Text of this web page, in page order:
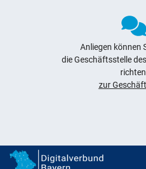
Anliegen können
die Geschäftsstelle
zur
Digitalverbund Bayern